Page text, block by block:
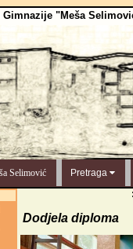
"Meša
Selimović Pretraga
Dodjela diploma